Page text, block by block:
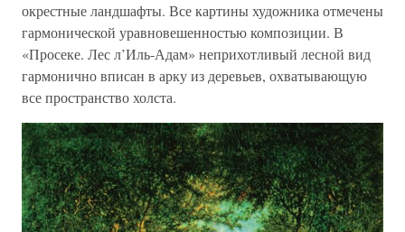
окрестные ландшафты. Все картины художника отмечены
гармонической уравновешенностью композиции. В
«Просеке. Лес л’Иль-Адам» неприхотливый лесной вид
гармонично вписан в арку из деревьев, охватывающую
все пространство холста.